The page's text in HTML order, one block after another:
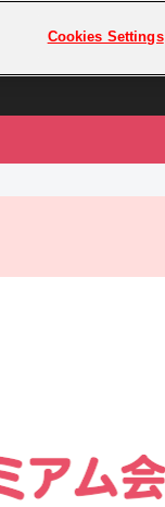
プレミアム会員とは
Cookies Settings